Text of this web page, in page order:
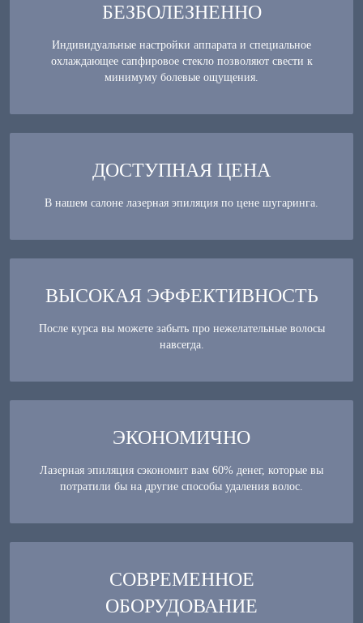
БЕЗБОЛЕЗНЕННО
Индивидуальные настройки аппарата и специальное
охлаждающее сапфировое стекло позволяют свести к
минимуму болевые ощущения.
ДОСТУПНАЯ ЦЕНА
В нашем салоне лазерная эпиляция по цене шугаринга.
ВЫСОКАЯ ЭФФЕКТИВНОСТЬ
После курса вы можете забыть про нежелательные волосы
навсегда.
ЭКОНОМИЧНО
Лазерная эпиляция сэкономит вам 60% денег, которые вы
потратили бы на другие способы удаления волос.
СОВРЕМЕННОЕ
ОБОРУДОВАНИЕ